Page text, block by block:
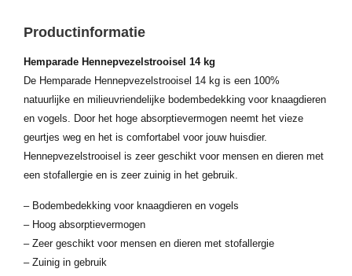
Productinformatie
Hemparade Hennepvezelstrooisel 14 kg
De Hemparade Hennepvezelstrooisel 14 kg is een 100%
natuurlijke en milieuvriendelijke bodembedekking voor knaagdieren
en vogels. Door het hoge absorptievermogen neemt het vieze
geurtjes weg en het is comfortabel voor jouw huisdier.
Hennepvezelstrooisel is zeer geschikt voor mensen en dieren met
een stofallergie en is zeer zuinig in het gebruik.
– Bodembedekking voor knaagdieren en vogels
– Hoog absorptievermogen
– Zeer geschikt voor mensen en dieren met stofallergie
– Zuinig in gebruik